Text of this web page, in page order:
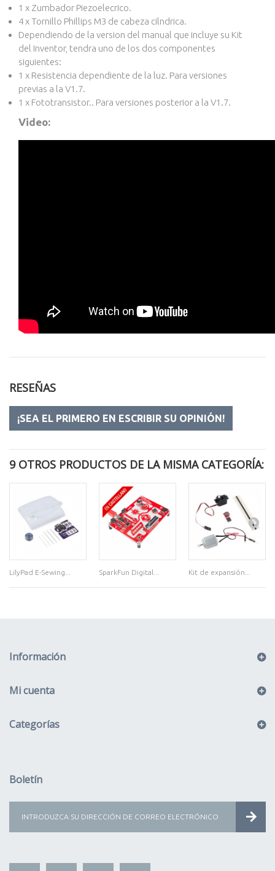
1 x Zumbador Piezoelecrico.
4 xTornillo Phillips M3 de cabeza cilndrica.
Dependiendo de la version del manual que incluye su Kit
del Inventor, tendra uno de los dos componentes
siguientes:
1 x Resistencia dependiente de la luz. Para versiones
previas a la V1.7.
1 x Fototransistor.. Para versiones posterior a la V1.7.
Video:
RESEÑAS
¡SEA EL PRIMERO EN ESCRIBIR SU OPINIÓN!
9 OTROS PRODUCTOS DE LA MISMA CATEGORÍA:
LilyPad E-Sewing... SparkFun Digital... Kit de expansión...
Información
Mi cuenta
Categorías
Boletín